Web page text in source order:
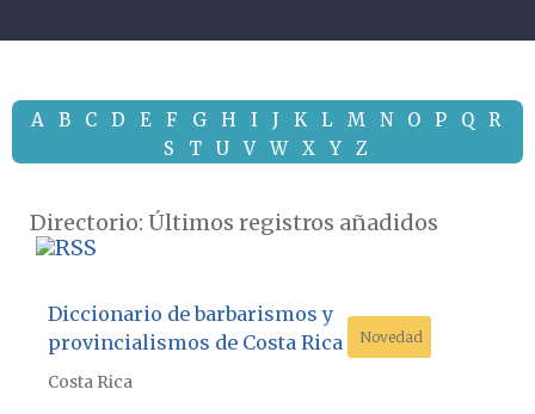
A B C D E F G H I J K L M N O P Q
R
S
T U V W X Y Z
Directorio: Últimos registros añadidos
Diccionario de barbarismos y
provincialismos de Costa Rica
Novedad
Costa Rica